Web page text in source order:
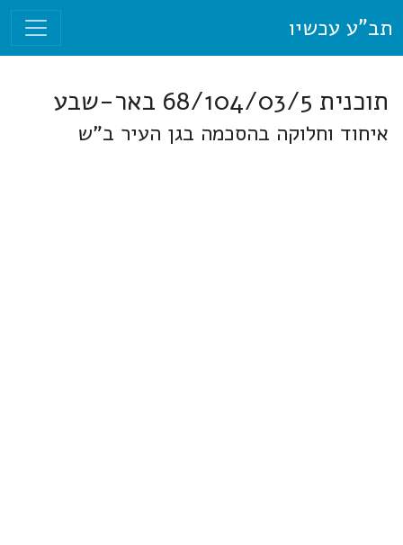
תב"ע עכשיו
תוכנית 68/104/03/5 באר-שבע
איחוד וחלוקה בהסכמה בגן העיר ב"ש